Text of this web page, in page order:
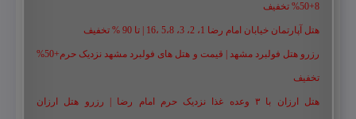
8+50% تخفیف
هتل آپارتمان خیابان امام رضا 1، 2، 3، 5،8 ،16 | تا 90 % تخفیف
رزرو هتل فولبرد مشهد | قیمت و هتل های فولبرد مشهد نزدیک حرم+50%
تخفیف
هتل ارزان با ۳ وعده غذا نزدیک حرم امام رضا | رزرو هتل ارزان